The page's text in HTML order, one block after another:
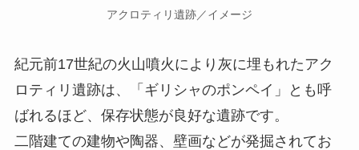
アクロティリ遺跡／イメージ
紀元前17世紀の火山噴火により灰に埋もれたアク
ロティリ遺跡は、「ギリシャのポンペイ」とも呼
ばれるほど、保存状態が良好な遺跡です。
二階建ての建物や陶器、壁画などが発掘されてお